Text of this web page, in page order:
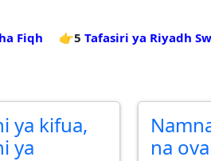
Fiqh 👉5 Tafasiri ya Riyadh
ya kifua,
ya
na